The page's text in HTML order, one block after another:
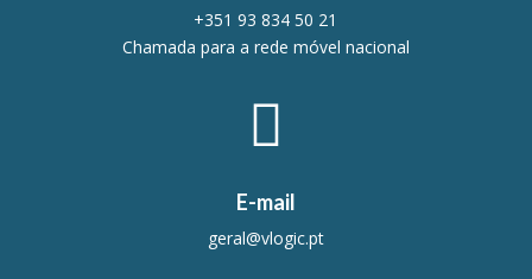
+351 93 834 50 21
Chamada para a rede móvel nacional

E-mail
geral@vlogic.pt